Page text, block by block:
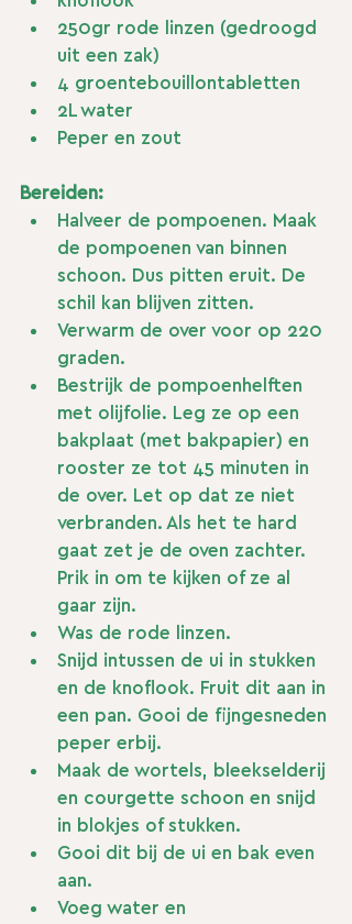
250gr rode linzen (gedroogd
uit een zak)
4 groentebouillontabletten
2L water
Peper en zout
Bereiden:
Halveer de pompoenen. Maak
de pompoenen van binnen
schoon. Dus pitten eruit. De
schil kan blijven zitten.
Verwarm de over voor op 220
graden.
Bestrijk de pompoenhelften
met olijfolie. Leg ze op een
bakplaat (met bakpapier) en
rooster ze tot 45 minuten in
de over. Let op dat ze niet
verbranden. Als het te hard
gaat zet je de oven zachter.
Prik in om te kijken of ze al
gaar zijn.
Was de rode linzen.
Snijd intussen de ui in stukken
en de knoflook. Fruit dit aan in
een pan. Gooi de fijngesneden
peper erbij.
Maak de wortels, bleekselderij
en courgette schoon en snijd
in blokjes of stukken.
Gooi dit bij de ui en bak even
aan.
Voeg water en